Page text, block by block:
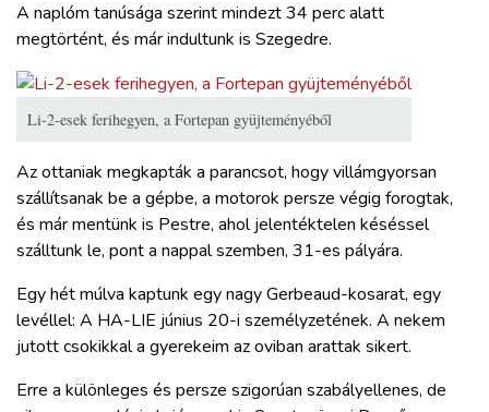
A naplóm tanúsága szerint mindezt 34 perc alatt
megtörtént, és már indultunk is Szegedre.
Li-2-esek ferihegyen, a Fortepan gyüjteményéből
Az ottaniak megkapták a parancsot, hogy villámgyorsan
szállítsanak be a gépbe, a motorok persze végig forogtak,
és már mentünk is Pestre, ahol jelentéktelen késéssel
szálltunk le, pont a nappal szemben, 31-es pályára.
Egy hét múlva kaptunk egy nagy Gerbeaud-kosarat, egy
levéllel: A HA-LIE június 20-i személyzetének. A nekem
jutott csokikkal a gyerekeim az oviban arattak sikert.
Erre a különleges és persze szigorúan szabályellenes, de